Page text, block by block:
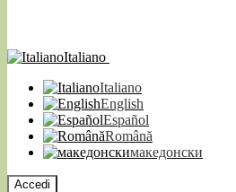
Italiano
Italiano
English
Español
Română
македонски
Accedi